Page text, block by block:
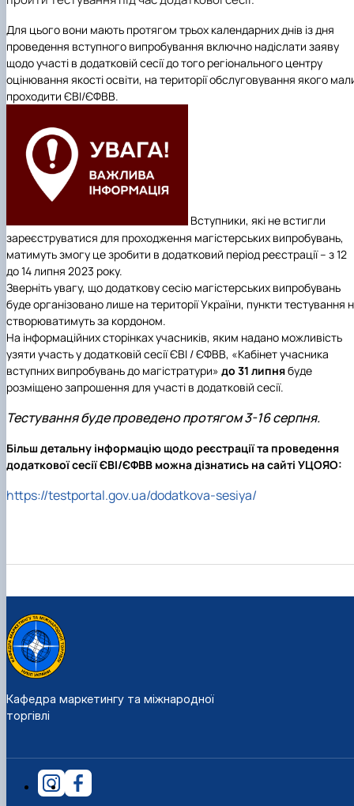
Для цього вони мають протягом трьох календарних днів із дня
проведення вступного випробування включно надіслати заяву
щодо участі в додатковій сесії до того регіонального центру
оцінювання якості освіти, на території обслуговування якого
проходити ЄВІ/ЄФВВ.
Вступники, які не встигли
зареєструватися для проходження магістерських випробувань,
матимуть змогу це зробити в додатковий період реєстрації – з 12
до 14 липня 2023 року.
Зверніть увагу, що додаткову сесію магістерських випробувань
буде організовано лише на території України, пункти тестування
створюватимуть за кордоном.
На інформаційних сторінках учасників, яким надано можливість
узяти участь у додатковій сесії ЄВІ / ЄФВВ, «Кабінет учасника
вступних випробувань до магістратури» до 31 липнябуде
розміщено запрошення для участі в додатковій сесії.
Тестування буде проведено протягом 3-16 серпня.
Більш детальну інформацію щодо реєстрації та проведення
додаткової сесії ЄВІ/ЄФВВ можна дізнатись на сайті УЦОЯО:
https://testportal.gov.ua/dodatkova-sesiya/
Кафедра маркетингу та міжнародної
торгівлі